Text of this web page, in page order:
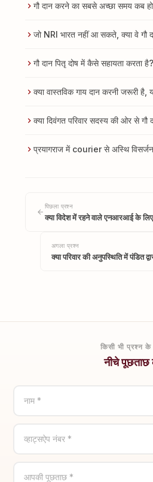
गौ दान करने का सबसे अच्छा समय कब
जो NRI भारत नहीं आ सकते, क्या वे गौ
गौ दान पितृ दोष में कैसे सहायता करता है?
क्या वास्तविक गाय दान करनी जरूरी
क्या दिवंगत परिवार सदस्य की ओर से गौ
प्रयागराज में courier से अस्थि
पिछला प्रश्न
क्या विदेश में रहने वाले एनआरआई के
अगला प्रश्न
क्या परिवार की अनुपस्थिति में पंडित
किसी भी प्रश्न के
नीचे पूछताछ
नाम *
व्हाट्सऐप नंबर *
आपकी पूछताछ *